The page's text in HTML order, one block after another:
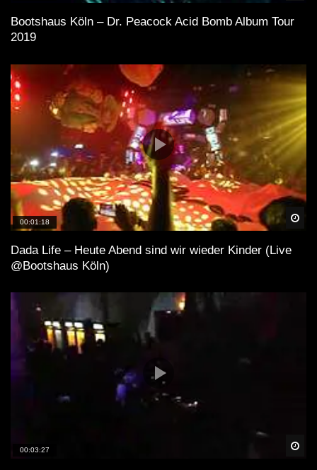
Bootshaus Köln – Dr. Peacock Acid Bomb Album Tour
2019
00:01:18
Dada Life – Heute Abend sind wir wieder Kinder (Live
@Bootshaus Köln)
00:03:27